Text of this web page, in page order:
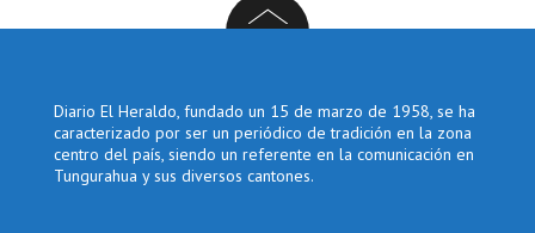
Diario El Heraldo, fundado un 15 de marzo de 1958, se ha
caracterizado por ser un periódico de tradición en la zona
centro del país, siendo un referente en la comunicación en
Tungurahua y sus diversos cantones.